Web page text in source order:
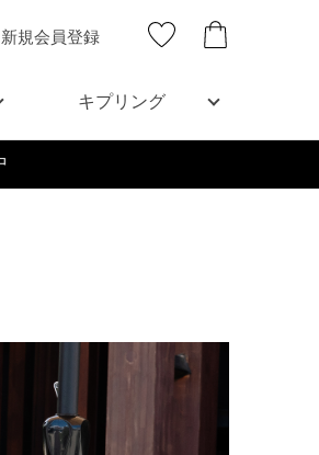
新規会員登録
キプリング